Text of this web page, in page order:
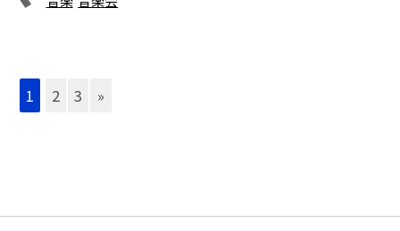
1 2 3 »